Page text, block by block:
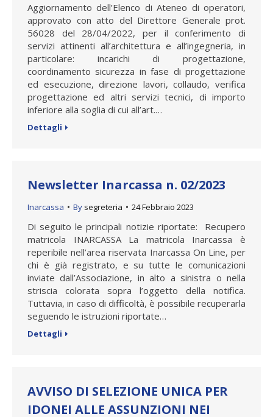
Aggiornamento dell’Elenco di Ateneo di operatori,
approvato con atto del Direttore Generale prot.
56028 del 28/04/2022, per il conferimento di
servizi attinenti all’architettura e all’ingegneria, in
particolare: incarichi di progettazione,
coordinamento sicurezza in fase di progettazione
ed esecuzione, direzione lavori, collaudo, verifica
progettazione ed altri servizi tecnici, di importo
inferiore alla soglia di cui all’art.…
Dettagli
Newsletter Inarcassa n. 02/2023
Inarcassa By segreteria 24 Febbraio 2023
Di seguito le principali notizie riportate: Recupero
matricola INARCASSA La matricola Inarcassa è
reperibile nell’area riservata Inarcassa On Line, per
chi è già registrato, e su tutte le comunicazioni
inviate dall’Associazione, in alto a sinistra o nella
striscia colorata sopra l’oggetto della notifica.
Tuttavia, in caso di difficoltà, è possibile recuperarla
seguendo le istruzioni riportate…
Dettagli
AVVISO DI SELEZIONE UNICA PER
IDONEI ALLE ASSUNZIONI NEI